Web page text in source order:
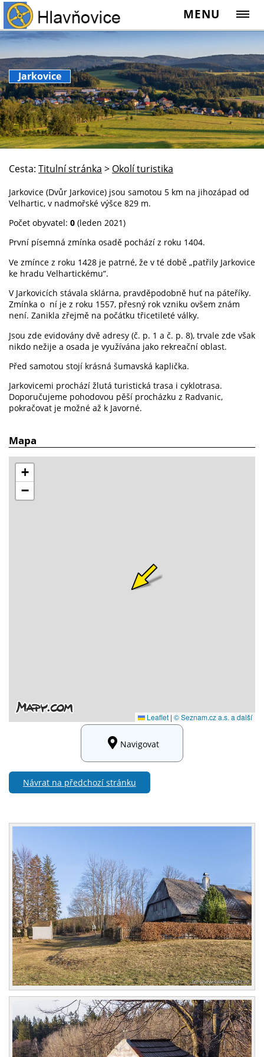
MENU
Jarkovice
Cesta: Titulní stránka > Okolí turistika
Jarkovice (Dvůr Jarkovice) jsou samotou 5 km na jihozápad od
Velhartic, v nadmořské výšce 829 m.
Počet obyvatel: 0 (leden 2021)
První písemná zmínka osadě pochází z roku 1404.
Ve zmínce z roku 1428 je patrné, že v té době „patřily Jarkovice
ke hradu Velhartickému“.
V Jarkovicích stávala sklárna, pravděpodobně huť na páteříky.
Zmínka o ní je z roku 1557, přesný rok vzniku ovšem znám
není. Zanikla zřejmě na počátku třicetileté války.
Jsou zde evidovány dvě adresy (č. p. 1 a č. p. 8), trvale zde však
nikdo nežije a osada je využívána jako rekreační oblast.
Před samotou stojí krásná šumavská kaplička.
Jarkovicemi prochází žlutá turistická trasa i cyklotrasa.
Doporučujeme pohodovou pěší procházku z Radvanic,
pokračovat je možné až k Javorné.
Mapa
Navigovat
Návrat na předchozí stránku